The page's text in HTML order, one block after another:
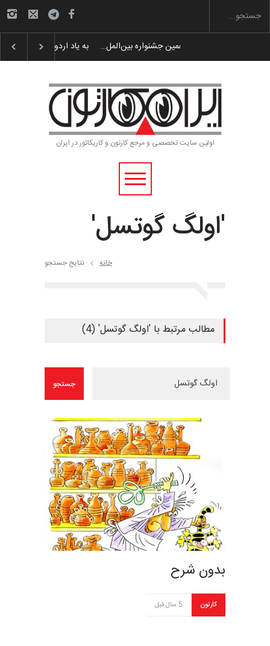
لیست شرکت کنندگان یازدهمین جشنواره بین‌المل…
اولین سایت تخصصی و مرجع کارتون و کاریکاتور در ایران
'اولگ گوتسل'
خانه نتایج جستجو
مطالب مرتبط با 'اولگ گوتسل' (4)
بدون شرح
کارتون 5 سال قبل